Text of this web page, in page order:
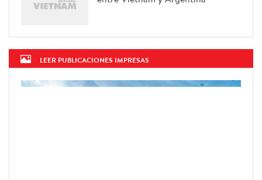
LEER PUBLICACIONES IMPRESAS